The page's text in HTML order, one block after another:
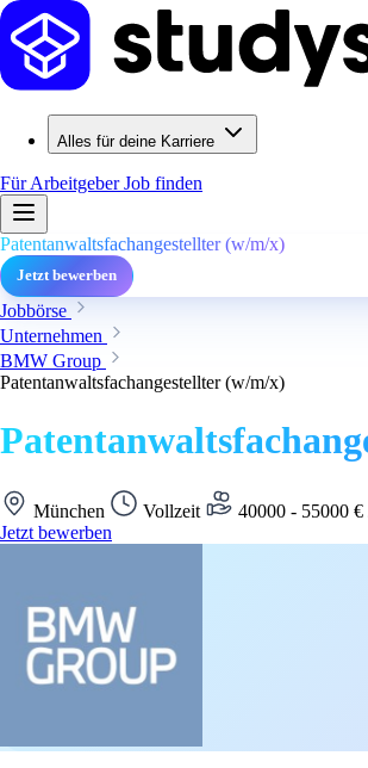
Alles für deine Karriere
Für ArbeitgeberJob finden
Patentanwaltsfachangestellter (w/m/x)
Jetzt bewerben
Jobbörse
Unternehmen
BMW Group
Patentanwaltsfachangestellter (w/m/x)
München Vollzeit 40000 - 55000 €
Jetzt bewerben